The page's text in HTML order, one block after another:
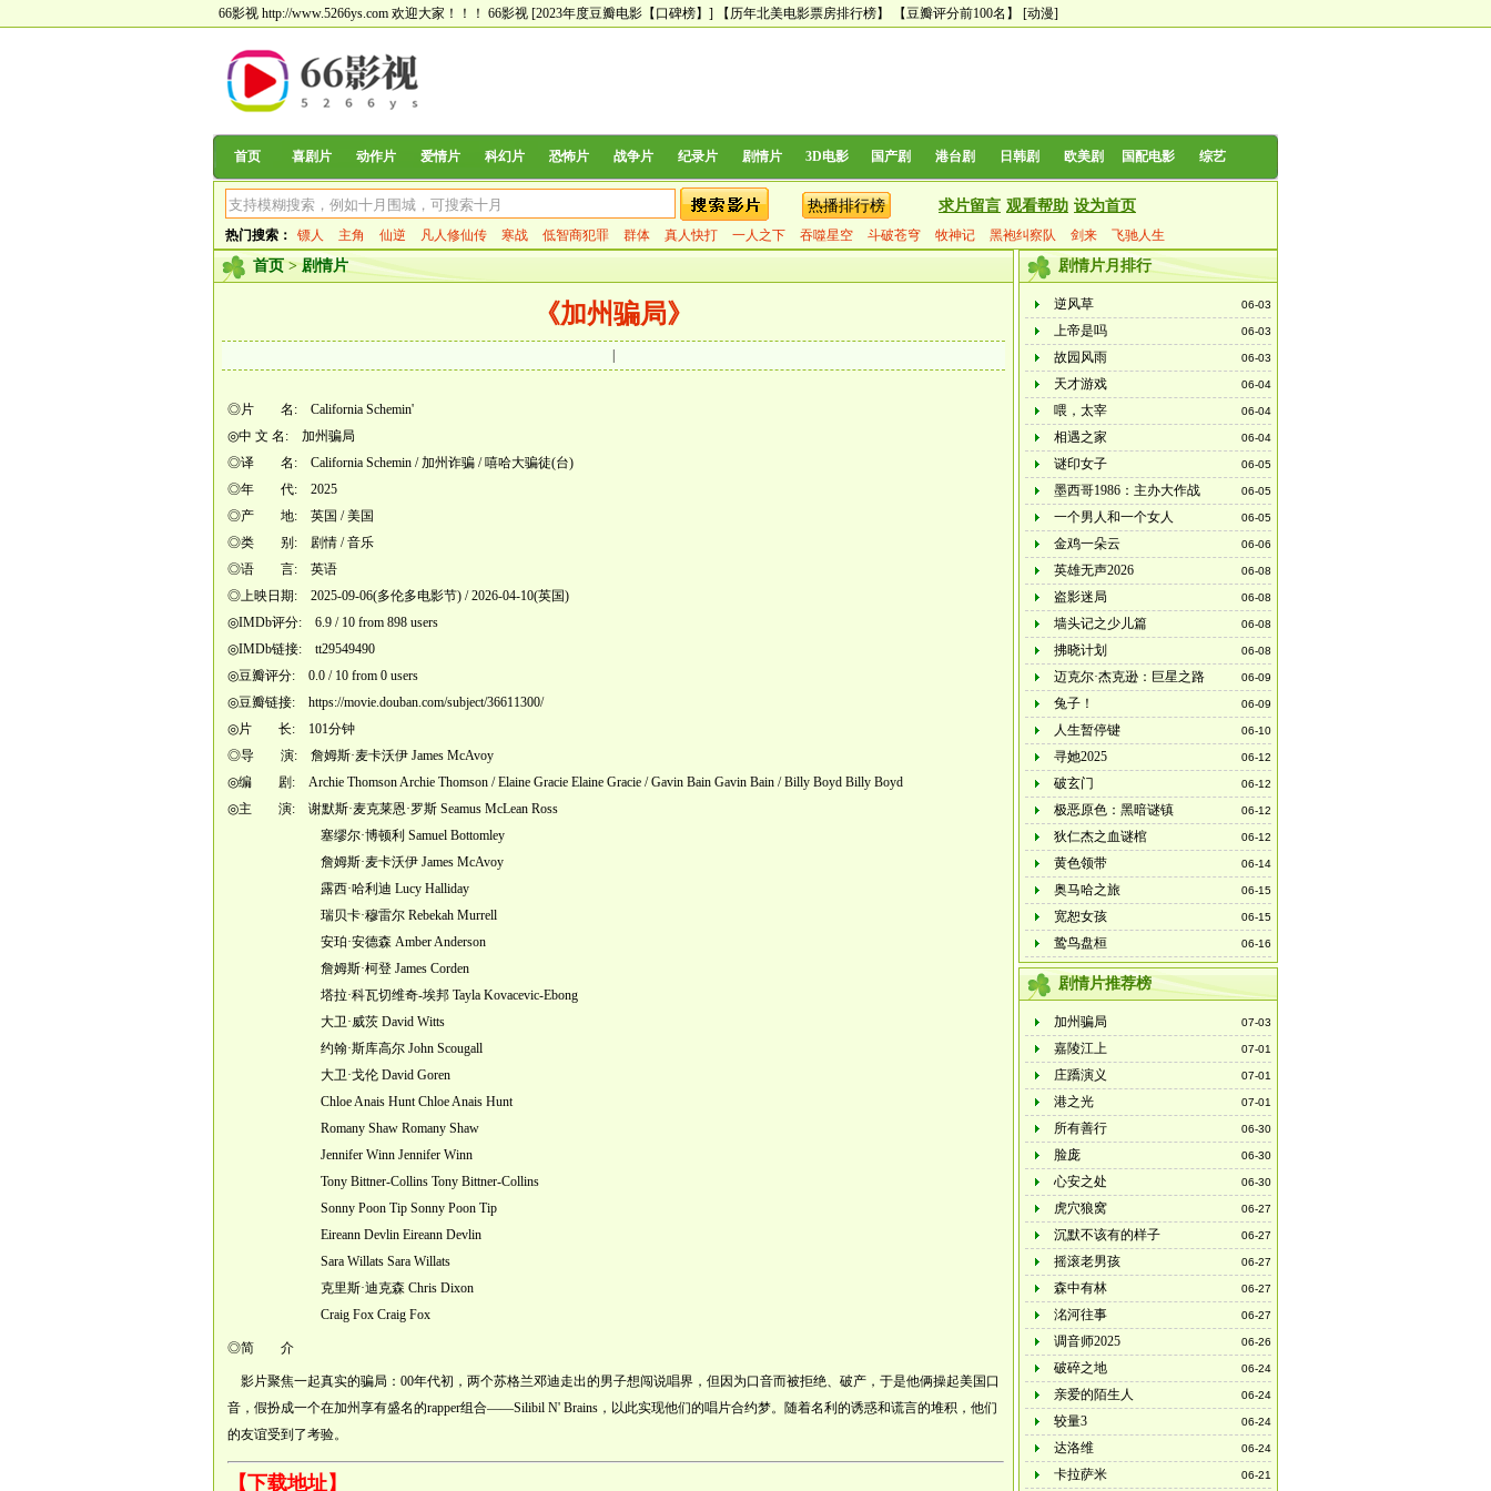
66影视 http://www.5266ys.com 欢迎大家！！！ 66影视 [2023年度豆瓣电影【口碑榜】] 【历年北美电影票房排行榜】 【豆瓣评分前100名】 [动漫]
首页 喜剧片 动作片 爱情片 科幻片 恐怖片 战争片 纪录片 剧情片 3D电影 国产剧 港台剧 日韩剧 欧美剧 国配电影 综艺
热播排行榜 求片留言 观看帮助 设为首页
热门搜索： 镖人 主角 仙逆 凡人修仙传 寒战 低智商犯罪 群体 真人快打 一人之下 吞噬星空 斗破苍穹 牧神记 黑袍纠察队 剑来 飞驰人生
首页>剧情片
《加州骗局》
◎片 名: California Schemin'
◎中 文 名: 加州骗局
◎译 名: California Schemin / 加州诈骗 / 嘻哈大骗徒(台)
◎年 代: 2025
◎产 地: 英国 / 美国
◎类 别: 剧情 / 音乐
◎语 言: 英语
◎上映日期: 2025-09-06(多伦多电影节) / 2026-04-10(英国)
◎IMDb评分: 6.9 / 10 from 898 users
◎IMDb链接: tt29549490
◎豆瓣评分: 0.0 / 10 from 0 users
◎豆瓣链接: https://movie.douban.com/subject/36611300/
◎片 长: 101分钟
◎导 演: 詹姆斯·麦卡沃伊 James McAvoy
◎编 剧: Archie Thomson Archie Thomson / Elaine Gracie Elaine Gracie / Gavin Bain Gavin Bain / Billy Boyd Billy Boyd
◎主 演: 谢默斯·麦克莱恩·罗斯 Seamus McLean Ross
塞缪尔·博顿利 Samuel Bottomley
詹姆斯·麦卡沃伊 James McAvoy
露西·哈利迪 Lucy Halliday
瑞贝卡·穆雷尔 Rebekah Murrell
安珀·安德森 Amber Anderson
詹姆斯·柯登 James Corden
塔拉·科瓦切维奇-埃邦 Tayla Kovacevic-Ebong
大卫·威茨 David Witts
约翰·斯库高尔 John Scougall
大卫·戈伦 David Goren
Chloe Anais Hunt Chloe Anais Hunt
Romany Shaw Romany Shaw
Jennifer Winn Jennifer Winn
Tony Bittner-Collins Tony Bittner-Collins
Sonny Poon Tip Sonny Poon Tip
Eireann Devlin Eireann Devlin
Sara Willats Sara Willats
克里斯·迪克森 Chris Dixon
Craig Fox Craig Fox
◎简 介
影片聚焦一起真实的骗局：00年代初，两个苏格兰邓迪走出的男子想闯说唱界，但因为口音而被拒绝、破产，于是他俩操起美国口
音，假扮成一个在加州享有盛名的rapper组合——Silibil N' Brains，以此实现他们的唱片合约梦。随着名利的诱惑和谎言的堆积，他们
的友谊受到了考验。
【下载地址】
剧情片月排行
06-03
逆风草
06-03
上帝是吗
06-03
故园风雨
06-04
天才游戏
06-04
喂，太宰
06-04
相遇之家
06-05
谜印女子
06-05
墨西哥1986：主办大作战
06-05
一个男人和一个女人
06-06
金鸡一朵云
06-08
英雄无声2026
06-08
盗影迷局
06-08
墙头记之少儿篇
06-08
拂晓计划
06-09
迈克尔·杰克逊：巨星之路
06-09
兔子！
06-10
人生暂停键
06-12
寻她2025
06-12
破玄门
06-12
极恶原色：黑暗谜镇
06-12
狄仁杰之血谜棺
06-14
黄色领带
06-15
奥马哈之旅
06-15
宽恕女孩
06-16
鸷鸟盘桓
剧情片推荐榜
07-03
加州骗局
07-01
嘉陵江上
07-01
庄蹻演义
07-01
港之光
06-30
所有善行
06-30
脸庞
06-30
心安之处
06-27
虎穴狼窝
06-27
沉默不该有的样子
06-27
摇滚老男孩
06-27
森中有林
06-27
洺河往事
06-26
调音师2025
06-24
破碎之地
06-24
亲爱的陌生人
06-24
较量3
06-24
达洛维
06-21
卡拉萨米